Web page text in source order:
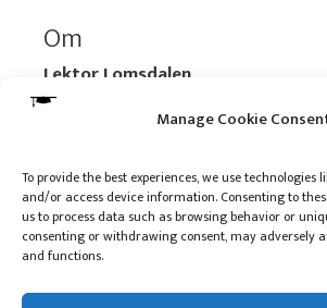
Manage Cookie
To provide the best experiences, we use technologies
and/or access device information. Consenting to
us to process data such as browsing behavior or
consenting or withdrawing consent, may adversely
and functions.
Om
Lektor Lomsdalen
Organisasjonsnummer:
920 712 312
Les mer:Om selskapet
Les mer:Om reklame på podkasten